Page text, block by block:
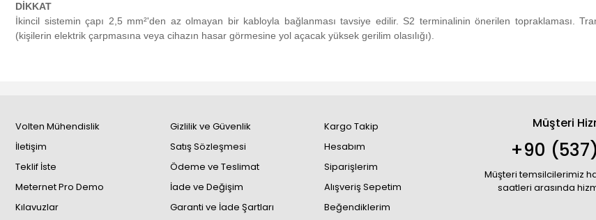
DİKKAT
İkincil sistemin çapı 2,5 mm²'den az olmayan bir kabloyla bağlanması tavsiye edilir. S2 terminalinin önerilen topraklaması.
(kişilerin elektrik çarpmasına veya cihazın hasar görmesine yol açacak yüksek gerilim olasılığı).
Volten Mühendislik
İletişim
Teklif İste
Meternet Pro Demo
Kılavuzlar
Gizlilik ve Güvenlik
Satış Sözleşmesi
Ödeme ve Teslimat
İade ve Değişim
Garanti ve İade Şartları
Kargo Takip
Hesabım
Siparişlerim
Alışveriş Sepetim
Beğendiklerim
Müşteri
+90
Müşteri temsilcilerimiz
saatleri arasında